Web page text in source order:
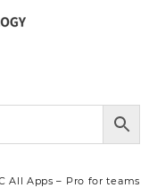
All Apps – Pro for teams